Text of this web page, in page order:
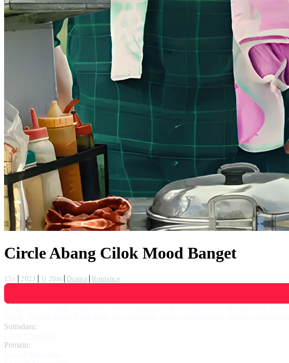
Circle Abang Cilok Mood Banget
13+ 2023 1j 20m Drama
Romance
Sutradara:
Pemain: